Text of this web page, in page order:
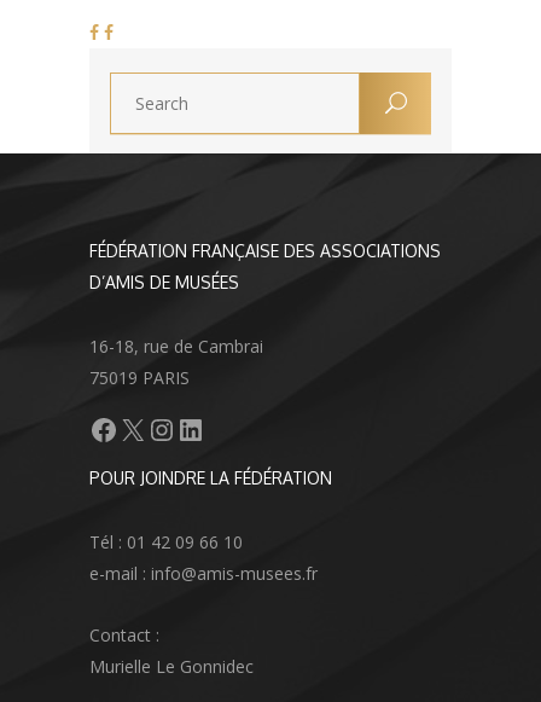
FÉDÉRATION FRANÇAISE DES ASSOCIATIONS
D’AMIS DE MUSÉES
16-18, rue de Cambrai
75019 PARIS
Facebook
X Instagram
LinkedIn
POUR JOINDRE LA FÉDÉRATION
Tél : 01 42 09 66 10
e-mail : info@amis-musees.fr
Contact :
Murielle Le Gonnidec